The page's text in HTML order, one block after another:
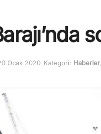
Ocak 2020 Kategori: Haberler,